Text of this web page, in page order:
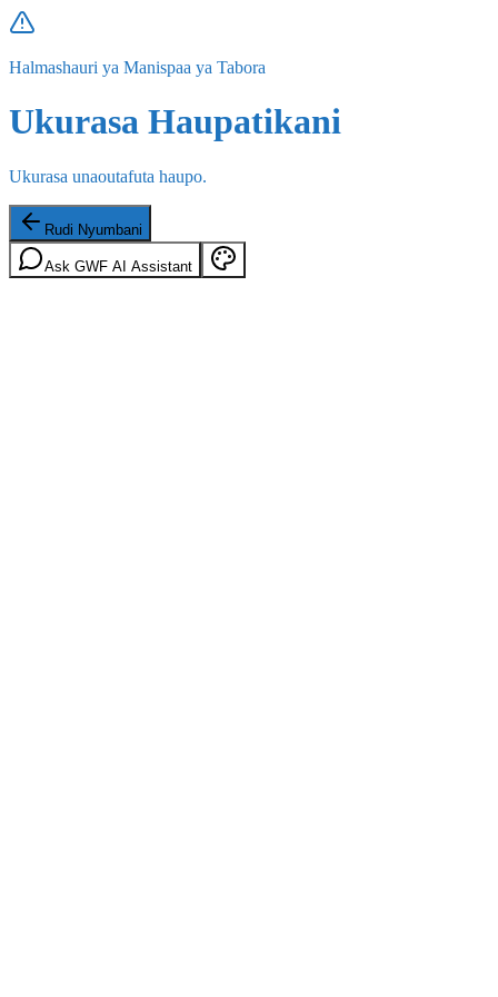
Halmashauri ya Manispaa ya Tabora
Ukurasa Haupatikani
Ukurasa unaoutafuta haupo.
Rudi Nyumbani
Ask GWF AI Assistant